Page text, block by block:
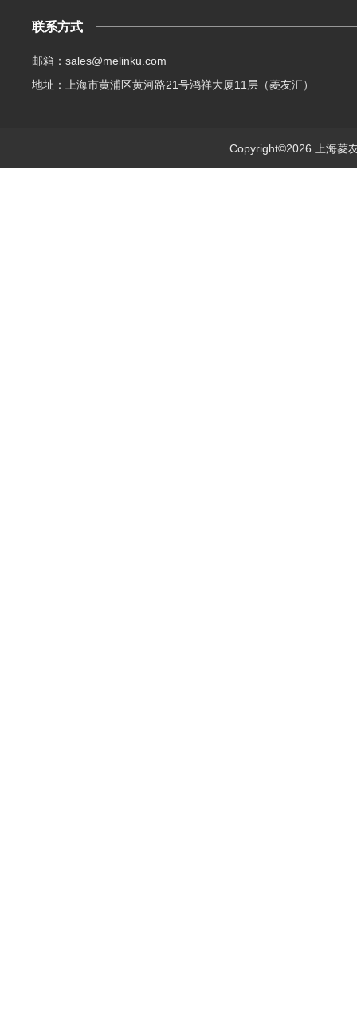
联系方式
邮箱：sales@melinku.com
地址：上海市黄浦区黄河路21号鸿祥大厦11层（菱友汇）
Copyright©2026 上海菱